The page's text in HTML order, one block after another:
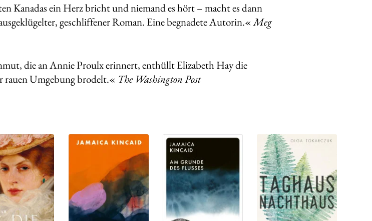
Kanadas ein Herz bricht und niemand es hört – macht es dann
geschliffener Roman. Eine begnadete Autorin.«Meg
die an Annie Proulx erinnert, enthüllt Elizabeth Hay die
rauen Umgebung brodelt.« The Washington Post